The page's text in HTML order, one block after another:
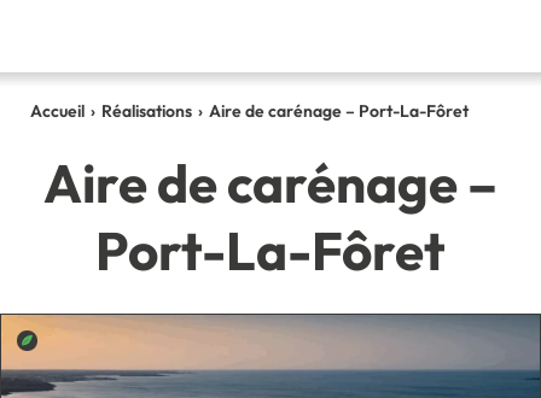
Accueil › Réalisations › Aire de carénage – Port-La-Fôret
Aire de carénage –
Port-La-Fôret